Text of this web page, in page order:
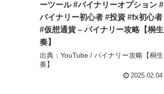
ーツール #バイナリーオプション #
バイナリー初心者 #投資 #fx初心者
#仮想通貨 – バイナリー攻略【桐生
奏】
出典：YouTube / バイナリー攻略【桐生
奏】
2025.02.04